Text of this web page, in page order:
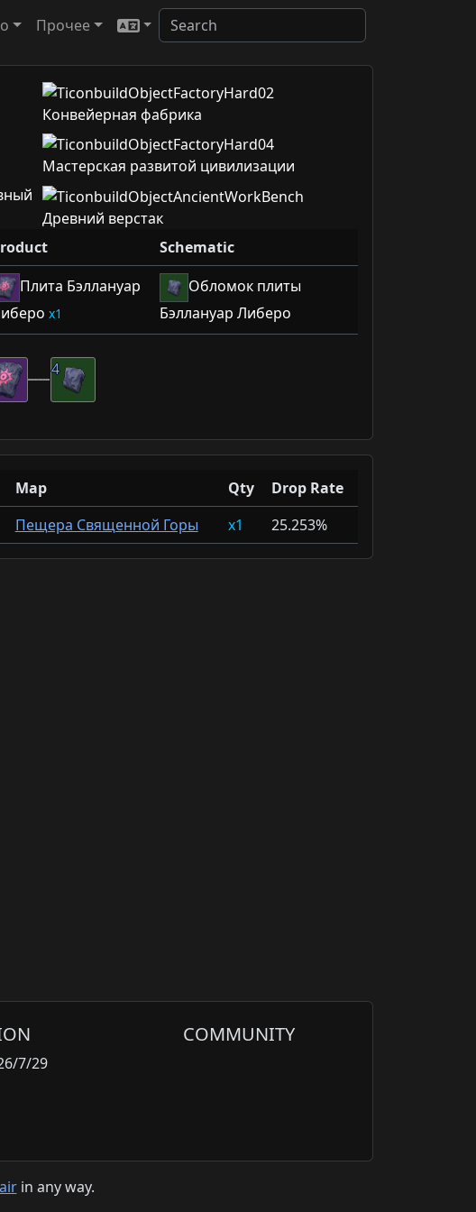
Прочее
Конвейерная фабрика
Мастерская развитой цивилизации
Древний верстак
Schematic
Плита Бэллануар
1
Обломок плиты
Бэллануар Либеро
4
Map Qty
Drop Rate
Пещера Священной Горы 1 25.253%
7/29
COMMUNITY
in any way.